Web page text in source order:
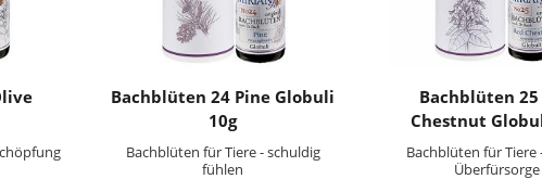
Bachblüten 24 Pine Globuli
10g
Bachblüten für Tiere - schuldig
fühlen
Bachblüten 25
Chestnut
Bachblüten für Tiere
Überfürsorge